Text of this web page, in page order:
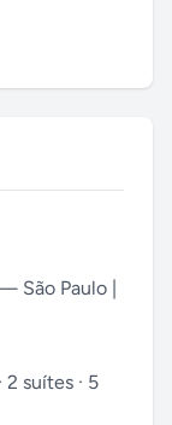
São Paulo |
2 suítes · 5